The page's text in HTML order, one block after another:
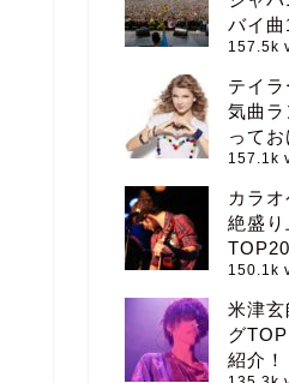
バイ曲
157.5k
テイ
気曲
って
157.1k
カラ
絶盛
TOP20
150.1k
米津
グ
紹介！